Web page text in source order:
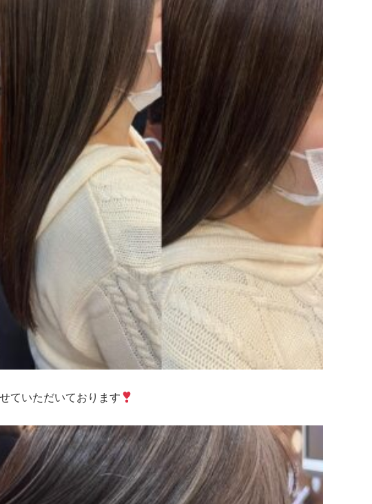
ていただいております